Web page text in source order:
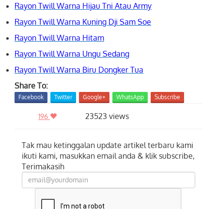
Rayon Twill Warna Hijau Tni Atau Army
Rayon Twill Warna Kuning Dji Sam Soe
Rayon Twill Warna Hitam
Rayon Twill Warna Ungu Sedang
Rayon Twill Warna Biru Dongker Tua
Share To:
Facebook Twitter Google+ WhatsApp Subscribe
196 23523 views
Tak mau ketinggalan update artikel terbaru kami
ikuti kami, masukkan email anda & klik subscribe,
Terimakasih